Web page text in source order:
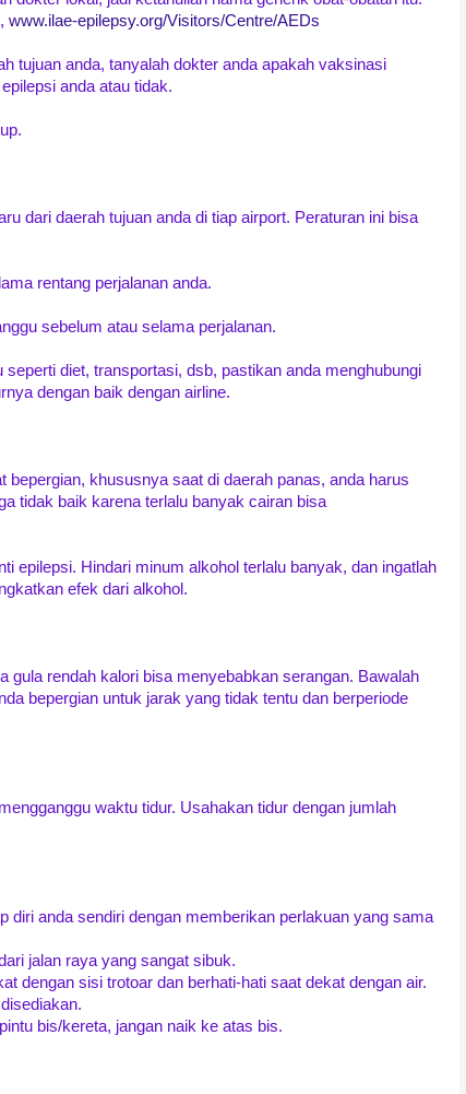
www.ilae-epilepsy.org/Visitors/Centre/AEDs
tujuan anda, tanyalah dokter anda apakah vaksinasi
anda atau tidak.
dari daerah tujuan anda di tiap airport. Peraturan ini bisa
rentang perjalanan anda.
sebelum atau selama perjalanan.
seperti diet, transportasi, dsb, pastikan anda menghubungi
dengan baik dengan airline.
bepergian, khususnya saat di daerah panas, anda harus
tidak baik karena terlalu banyak cairan bisa
epilepsi. Hindari minum alkohol terlalu banyak, dan ingatlah
efek dari alkohol.
gula rendah kalori bisa menyebabkan serangan. Bawalah
bepergian untuk jarak yang tidak tentu dan berperiode
waktu tidur. Usahakan tidur dengan jumlah
diri anda sendiri dengan memberikan perlakuan yang sama
jalan raya yang sangat sibuk.
dengan sisi trotoar dan berhati-hati saat dekat dengan air.
bis/kereta, jangan naik ke atas bis.